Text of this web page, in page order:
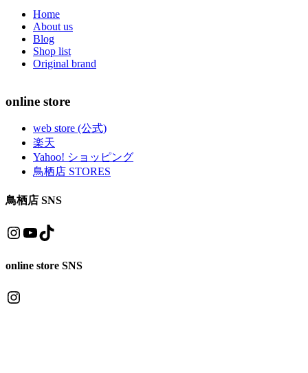
Home
About us
Blog
Shop list
Original brand
online store
web store (公式)
楽天
Yahoo! ショッピング
鳥栖店 STORES
鳥栖店 SNS
Instagram
YouTube
TikTok
online store SNS
Instagram